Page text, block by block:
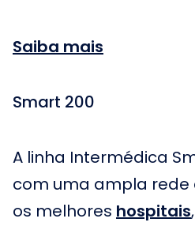
Saiba mais
Smart 200
A linha Intermédica
com uma ampla
os melhores hospitais